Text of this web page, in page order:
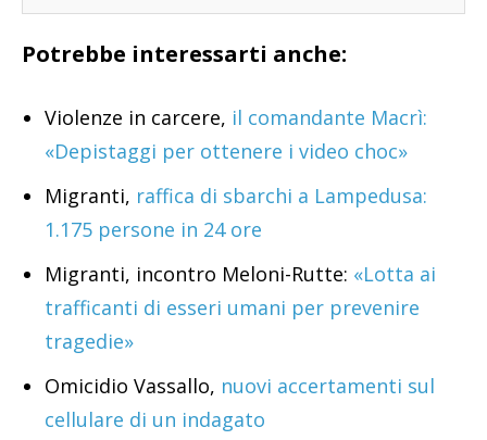
Potrebbe interessarti anche:
Violenze in carcere, il comandante Macrì:
«Depistaggi per ottenere i video choc»
Migranti, raffica di sbarchi a Lampedusa:
1.175 persone in 24 ore
Migranti, incontro Meloni-Rutte: «Lotta ai
trafficanti di esseri umani per prevenire
tragedie»
Omicidio Vassallo, nuovi accertamenti sul
cellulare di un indagato